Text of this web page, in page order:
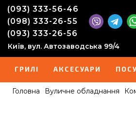
(093) 333-56-46
(098) 333-26-55
(093) 333-26-56
Київ, вул. Автозаводська 99/4
ГРИЛІ АКСЕСУАРИ
Головна Вуличне обладнання